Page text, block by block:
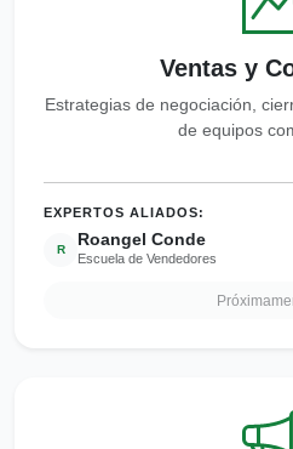
Ventas y
Estrategias de negociación,
de equipos
EXPERTOS ALIADOS:
R Roangel Conde
Escuela de Vendedores